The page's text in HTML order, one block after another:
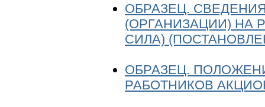
ОБРАЗЕЦ.
(ОРГАНИЗАЦИИ) НА
СИЛА)
ОБРАЗЕЦ.
РАБОТНИКОВ